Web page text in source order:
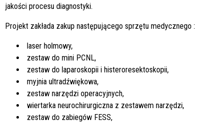
jakości procesu diagnostyki.
Projekt zakłada zakup następującego sprzętu medycznego :
laser holmowy,
zestaw do mini PCNL,
zestaw do laparoskopii i histeroresektoskopii,
myjnia ultradźwiękowa,
zestaw narzędzi operacyjnych,
wiertarka neurochirurgiczna z zestawem narzędzi,
zestaw do zabiegów FESS,